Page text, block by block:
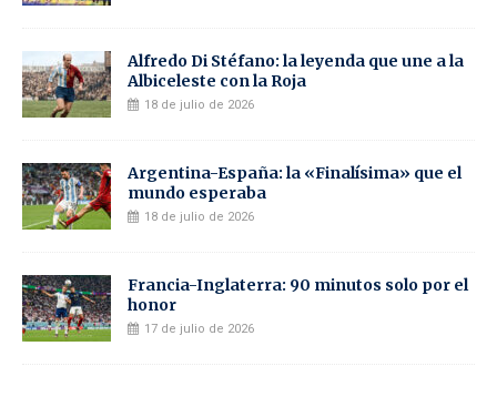
Alfredo Di Stéfano: la leyenda que une a la
Albiceleste con la Roja
18 de julio de 2026
Argentina-España: la «Finalísima» que el
mundo esperaba
18 de julio de 2026
Francia-Inglaterra: 90 minutos solo por el
honor
17 de julio de 2026